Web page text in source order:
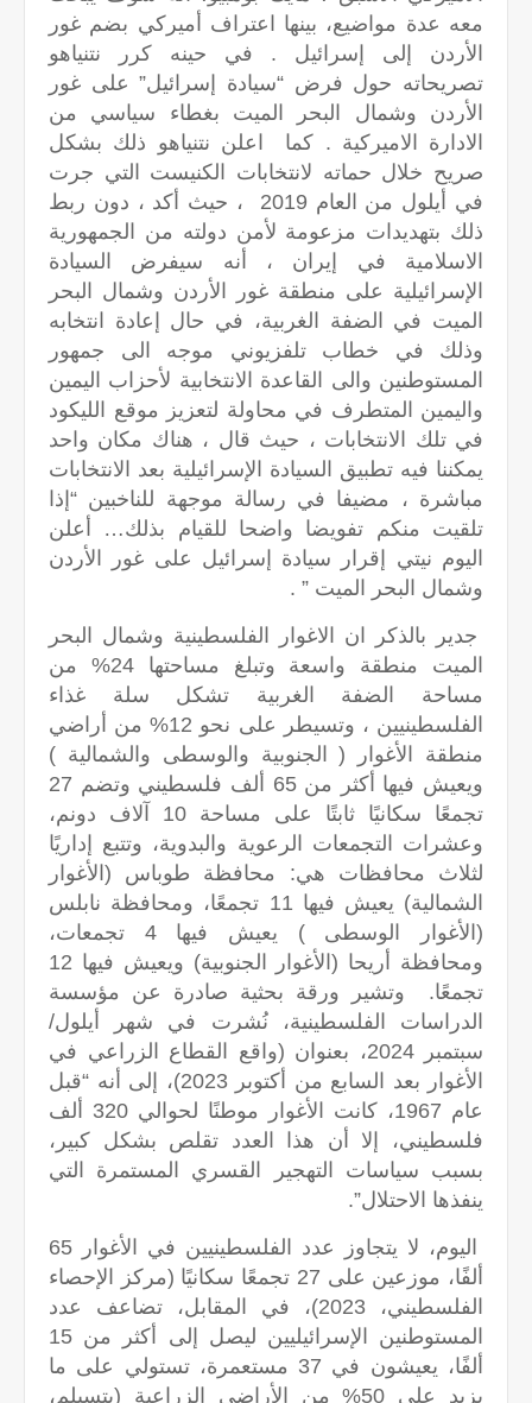
معه عدة مواضيع، بينها اعتراف أميركي بضم غور
الأردن إلى إسرائيل . في حينه كرر نتنياهو
تصريحاته حول فرض “سيادة إسرائيل” على غور
الأردن وشمال البحر الميت بغطاء سياسي من
الادارة الاميركية . كما اعلن نتنياهو ذلك بشكل
صريح خلال حماته لانتخابات الكنيست التي جرت
في أيلول من العام 2019 ، حيث أكد ، دون ربط
ذلك بتهديدات مزعومة لأمن دولته من الجمهورية
الاسلامية في إيران ، أنه سيفرض السيادة
الإسرائيلية على منطقة غور الأردن وشمال البحر
الميت في الضفة الغربية، في حال إعادة انتخابه
وذلك في خطاب تلفزيوني موجه الى جمهور
المستوطنين والى القاعدة الانتخابية لأحزاب اليمين
واليمين المتطرف في محاولة لتعزيز موقع الليكود
في تلك الانتخابات ، حيث قال ، هناك مكان واحد
يمكننا فيه تطبيق السيادة الإسرائيلية بعد الانتخابات
مباشرة ، مضيفا في رسالة موجهة للناخبين “إذا
تلقيت منكم تفويضا واضحا للقيام بذلك… أعلن
اليوم نيتي إقرار سيادة إسرائيل على غور الأردن
وشمال البحر الميت ” .
جدير بالذكر ان الاغوار الفلسطينية وشمال البحر
الميت منطقة واسعة وتبلغ مساحتها 24% من
مساحة الضفة الغربية تشكل سلة غذاء
الفلسطينيين ، وتسيطر على نحو 12% من أراضي
منطقة الأغوار ( الجنوبية والوسطى والشمالية )
ويعيش فيها أكثر من 65 ألف فلسطيني وتضم 27
تجمعًا سكانيًا ثابتًا على مساحة 10 آلاف دونم،
وعشرات التجمعات الرعوية والبدوية، وتتبع إداريًا
لثلاث محافظات هي: محافظة طوباس (الأغوار
الشمالية) يعيش فيها 11 تجمعًا، ومحافظة نابلس
(الأغوار الوسطى ) يعيش فيها 4 تجمعات،
ومحافظة أريحا (الأغوار الجنوبية) ويعيش فيها 12
تجمعًا. وتشير ورقة بحثية صادرة عن مؤسسة
الدراسات الفلسطينية، نُشرت في شهر أيلول/
سبتمبر 2024، بعنوان (واقع القطاع الزراعي في
الأغوار بعد السابع من أكتوبر 2023)، إلى أنه “قبل
عام 1967، كانت الأغوار موطنًا لحوالي 320 ألف
فلسطيني، إلا أن هذا العدد تقلص بشكل كبير،
بسبب سياسات التهجير القسري المستمرة التي
ينفذها الاحتلال”.
اليوم، لا يتجاوز عدد الفلسطينيين في الأغوار 65
ألفًا، موزعين على 27 تجمعًا سكانيًا (مركز الإحصاء
الفلسطيني، 2023)، في المقابل، تضاعف عدد
المستوطنين الإسرائيليين ليصل إلى أكثر من 15
ألفًا، يعيشون في 37 مستعمرة، تستولي على ما
يزيد على 50% من الأراضي الزراعية (بتسيلم،